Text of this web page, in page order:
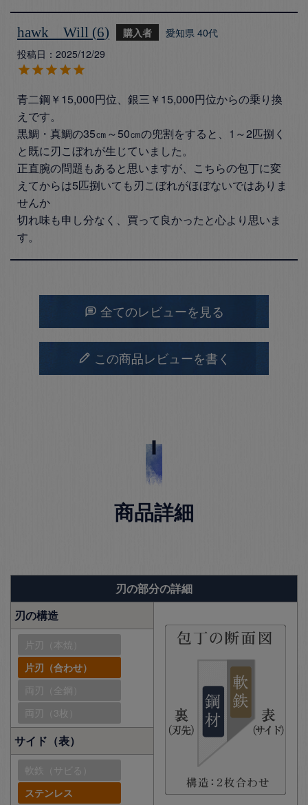
hawk Will 6 購入者 愛知県 40代
投稿日
2025/12/29
青二鋼￥15,000円位、銀三￥15,000円位からの乗り換
えです。
黒鯛・真鯛の35㎝～50㎝の兜割をすると、1～2匹捌く
と既に刃こぼれが生じていました。
正直腕の問題もあると思いますが、こちらの包丁に変
えてからは5匹捌いても刃こぼれがほぼないではありま
せんか
切れ味も申し分なく、買って良かったと心より思いま
す。
全てのレビューを見る
この商品レビューを書く
商品詳細
刃の部分の詳細
刃の構造
片刃（本焼）
片刃（合わせ）
両刃（全鋼）
両刃（3枚）
サイド（表）
軟鉄（サビる）
ステンレス